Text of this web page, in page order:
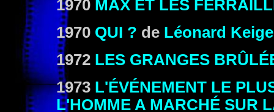
1970 MAX ET LES
1970 QUI ? de Léonard
1972 LES GRANGES
1973 L'ÉVÉNEMENT LE
L'HOMME A MARCHÉ SUR